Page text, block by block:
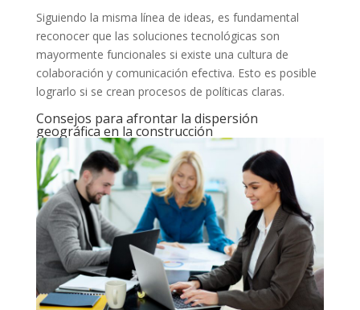
Siguiendo la misma línea de ideas, es fundamental
reconocer que las soluciones tecnológicas son
mayormente funcionales si existe una cultura de
colaboración y comunicación efectiva. Esto es posible
lograrlo si se crean procesos de políticas claras.
Consejos para afrontar la dispersión
geográfica en la construcción